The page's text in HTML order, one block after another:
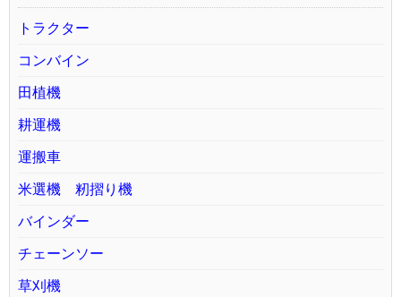
トラクター
コンバイン
田植機
耕運機
運搬車
米選機 籾摺り機
バインダー
チェーンソー
草刈機